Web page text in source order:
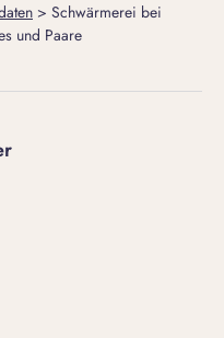
> Schwärmerei bei
und Paare